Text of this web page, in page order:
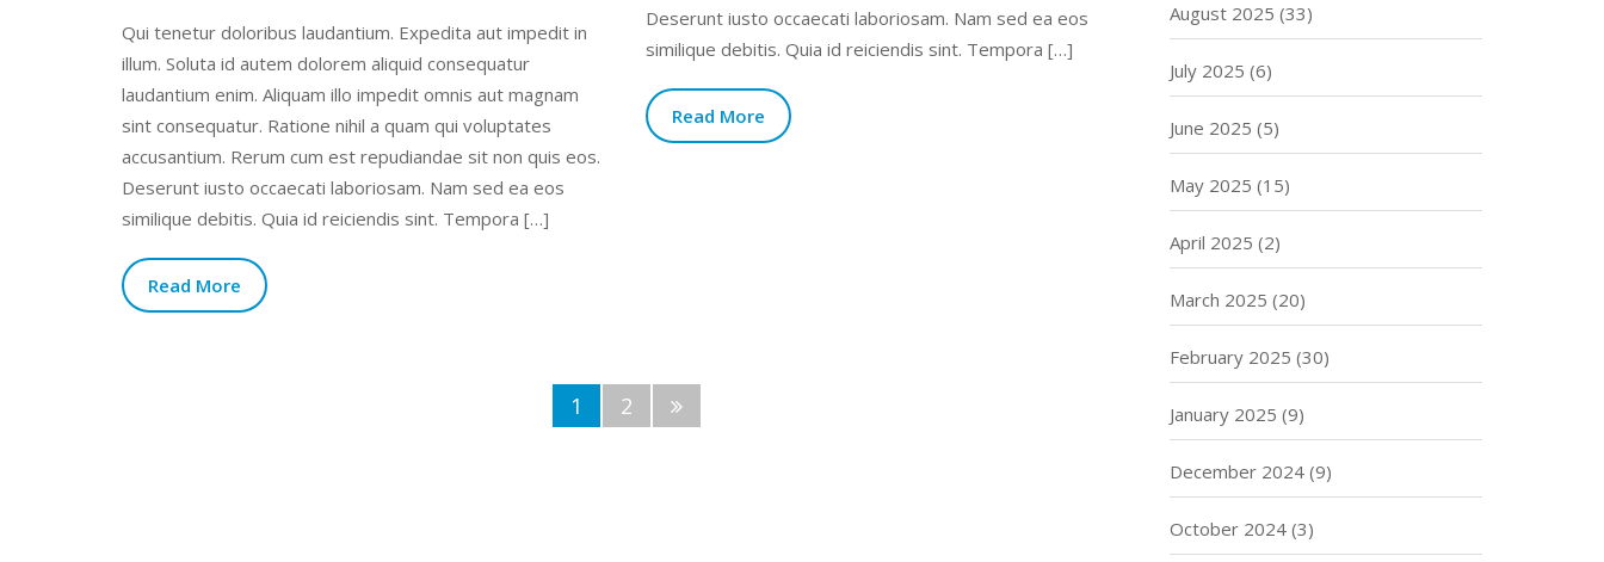
Qui tenetur doloribus laudantium. Expedita aut impedit in
illum. Soluta id autem dolorem aliquid consequatur
laudantium enim. Aliquam illo impedit omnis aut magnam
sint consequatur. Ratione nihil a quam qui voluptates
accusantium. Rerum cum est repudiandae sit non quis eos.
Deserunt iusto occaecati laboriosam. Nam sed ea eos
similique debitis. Quia id reiciendis sint. Tempora […]
Read More
Deserunt iusto occaecati laboriosam. Nam sed ea eos
similique debitis. Quia id reiciendis sint. Tempora […]
Read More
1 2
August 2025 (33)
July 2025 (6)
June 2025 (5)
May 2025 (15)
April 2025 (2)
March 2025 (20)
February 2025 (30)
January 2025 (9)
December 2024(9)
October 2024(3)